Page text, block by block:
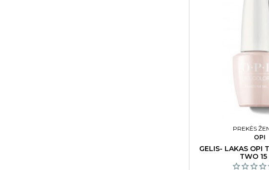
PREKĖS
OPI
GELIS- LAKAS OPI
TWO 15